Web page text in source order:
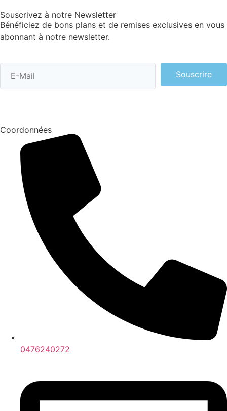
Souscrivez à notre Newsletter
Bénéficiez de bons plans et de remises exclusives en vous
abonnant à notre newsletter.
Souscrire
Coordonnées
0476240272